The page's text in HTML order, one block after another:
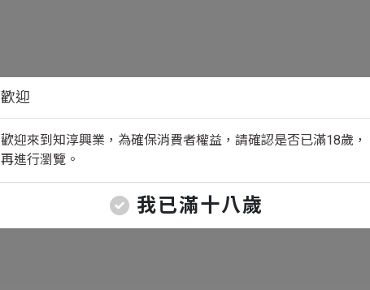
歡迎
歡迎來到知淳興業，為確保消費者權益，請確認是否已滿18歲，
再進行瀏覽。
我已滿十八歲